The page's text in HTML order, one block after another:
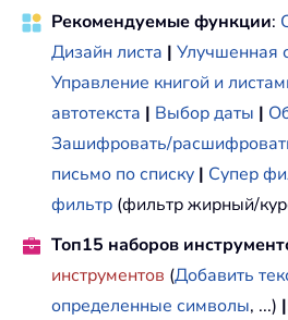
Рекомендуемые функции:
Дизайн листа | Улучшенная
Управление книгой и
автотекста | Выбор даты |
Зашифровать/
письмо по списку | Супер
фильтр (фильтр жирный/
Топ15 наборов
инструментов (Добавить
определенные символы, ...) |